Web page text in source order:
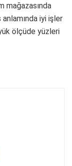
mağazasında
iyi işler
ölçüde yüzleri